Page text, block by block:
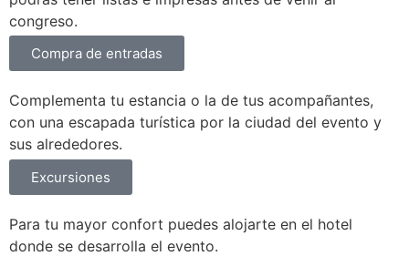
congreso.
Compra de entradas
Complementa tu estancia o la de tus acompañantes,
con una escapada turística por la ciudad del evento y
sus alrededores.
Excursiones
Para tu mayor confort puedes alojarte en el hotel
donde se desarrolla el evento.